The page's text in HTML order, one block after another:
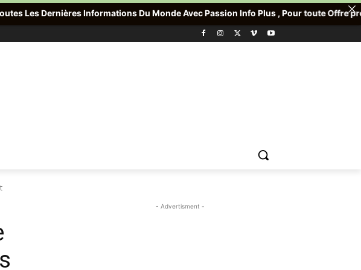
- Advertisment -
Informations Du Monde Avec Passion Info Plus , Pour toute Offre promotionnelle